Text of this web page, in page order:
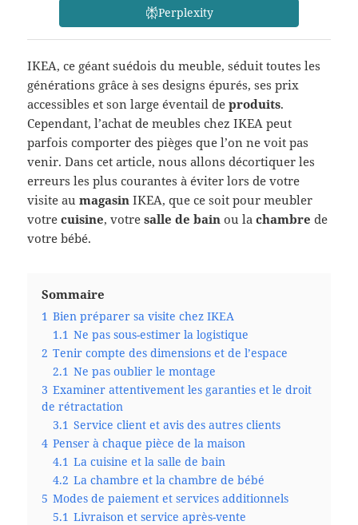
Perplexity
IKEA, ce géant suédois du meuble, séduit toutes les
générations grâce à ses designs épurés, ses prix
accessibles et son large éventail deproduits.
Cependant, l’achat de meubles chez IKEA peut
parfois comporter des pièges que l’on ne voit pas
venir. Dans cet article, nous allons décortiquer les
erreurs les plus courantes à éviter lors de votre
visite aumagasin IKEA, que ce soit pour meubler
votrecuisine, votresalle de bain ou lachambre de
votre bébé.
Sommaire
1 Bien préparer sa visite chez IKEA
1.1 Ne pas sous-estimer la logistique
2 Tenir compte des dimensions et de l’espace
2.1 Ne pas oublier le montage
3 Examiner attentivement les garanties et le droit
de rétractation
3.1 Service client et avis des autres clients
4 Penser à chaque pièce de la maison
4.1 La cuisine et la salle de bain
4.2 La chambre et la chambre de bébé
5 Modes de paiement et services additionnels
5.1 Livraison et service après-vente